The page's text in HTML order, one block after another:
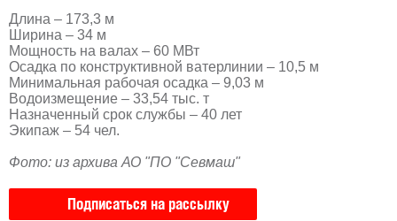
Длина – 173,3 м
Ширина – 34 м
Мощность на валах – 60 МВт
Осадка по конструктивной ватерлинии – 10,5 м
Минимальная рабочая осадка – 9,03 м
Водоизмещение – 33,54 тыс. т
Назначенный срок службы – 40 лет
Экипаж – 54 чел.
Фото: из архива АО "ПО "Севмаш"
Подписаться на рассылку